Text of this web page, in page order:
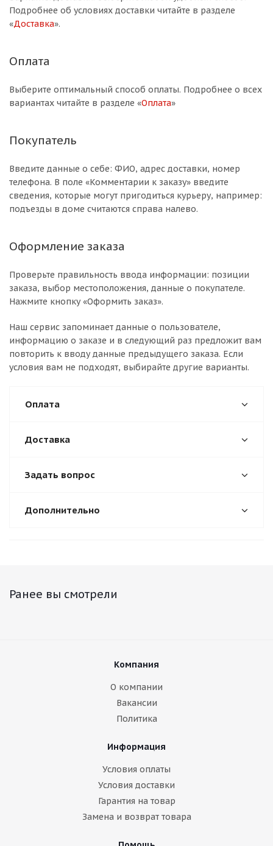
Подробнее об условиях доставки читайте в разделе
«Доставка».
Оплата
Выберите оптимальный способ оплаты. Подробнее о всех
вариантах читайте в разделе «Оплата»
Покупатель
Введите данные о себе: ФИО, адрес доставки, номер
телефона. В поле «Комментарии к заказу» введите
сведения, которые могут пригодиться курьеру, например:
подъезды в доме считаются справа налево.
Оформление заказа
Проверьте правильность ввода информации: позиции
заказа, выбор местоположения, данные о покупателе.
Нажмите кнопку «Оформить заказ».
Наш сервис запоминает данные о пользователе,
информацию о заказе и в следующий раз предложит вам
повторить к вводу данные предыдущего заказа. Если
условия вам не подходят, выбирайте другие варианты.
Оплата
Доставка
Задать вопрос
Дополнительно
Ранее вы смотрели
Компания
О компании
Вакансии
Политика
Информация
Условия оплаты
Условия доставки
Гарантия на товар
Замена и возврат товара